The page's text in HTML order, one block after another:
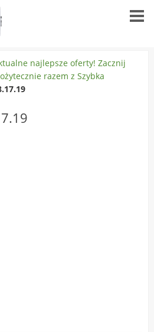
najlepsze oferty! Zacznij
razem z Szybka